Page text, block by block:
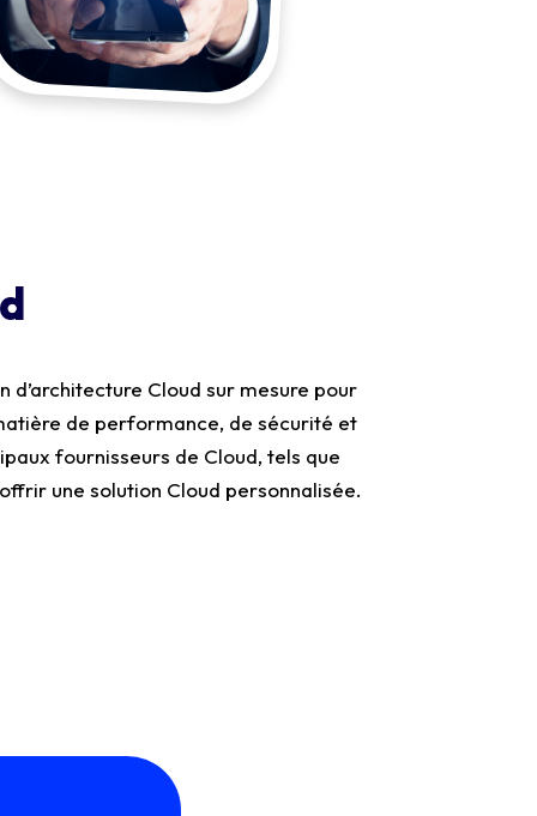
d’architecture Cloud sur mesure pour
de performance, de sécurité et
fournisseurs de Cloud, tels que
une solution Cloud personnalisée.